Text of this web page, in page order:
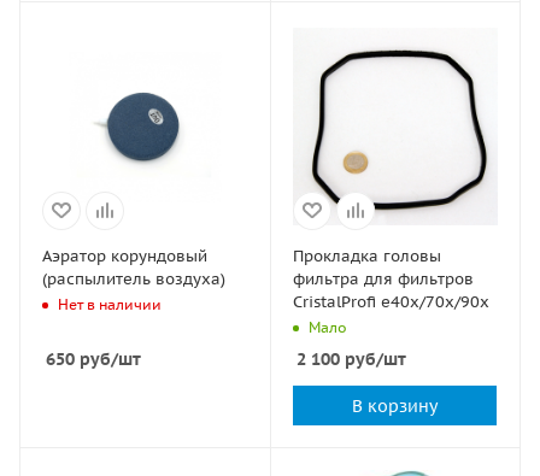
Аэратор корундовый
(распылитель воздуха)
Нет в наличии
650 руб/шт
Прокладка головы
фильтра для фильтров
CristalProfi e40x/70x/90x
Мало
2 100руб/шт
В корзину